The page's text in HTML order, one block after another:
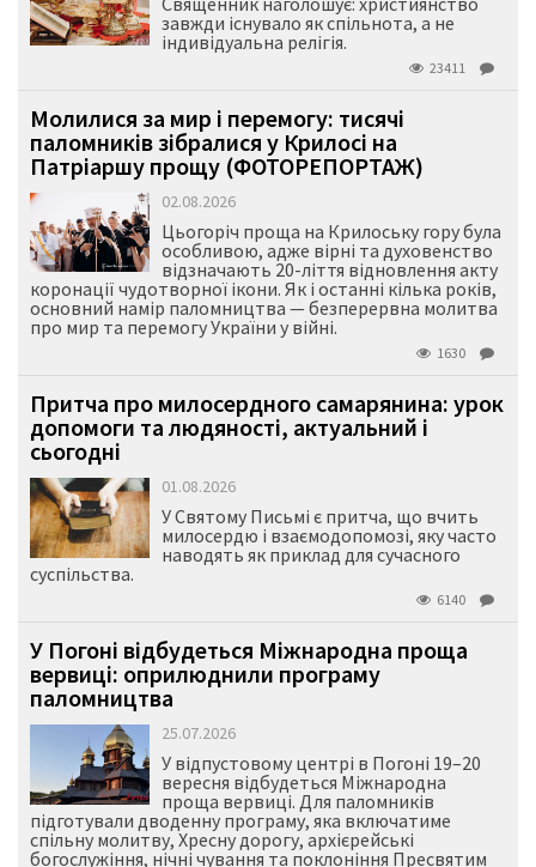
завжди існувало як спільнота, а не
індивідуальна релігія.
23411
Молилися за мир і перемогу: тисячі
паломників зібралися у Крилосі на
Патріаршу прощу (ФОТОРЕПОРТАЖ)
02.08.2026
Цьогоріч проща на Крилоську гору була
особливою, адже вірні та духовенство
відзначають 20-ліття відновлення акту
коронації чудотворної ікони. Як і останні кілька років,
основний намір паломництва — безперервна молитва
про мир та перемогу України у війні.
1630
Притча про милосердного самарянина: урок
допомоги та людяності, актуальний і
сьогодні
01.08.2026
У Святому Письмі є притча, що вчить
милосердю і взаємодопомозі, яку часто
наводять як приклад для сучасного
суспільства.
6140
У Погоні відбудеться Міжнародна проща
вервиці: оприлюднили програму
паломництва
25.07.2026
У відпустовому центрі в Погоні 19–20
вересня відбудеться Міжнародна
проща вервиці. Для паломників
підготували дводенну програму, яка включатиме
спільну молитву, Хресну дорогу, архієрейські
богослужіння, нічні чування та поклоніння Пресвятим